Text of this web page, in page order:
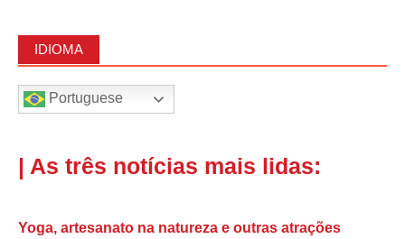
IDIOMA
Portuguese
| As três notícias mais lidas:
Yoga, artesanato na natureza e outras atrações